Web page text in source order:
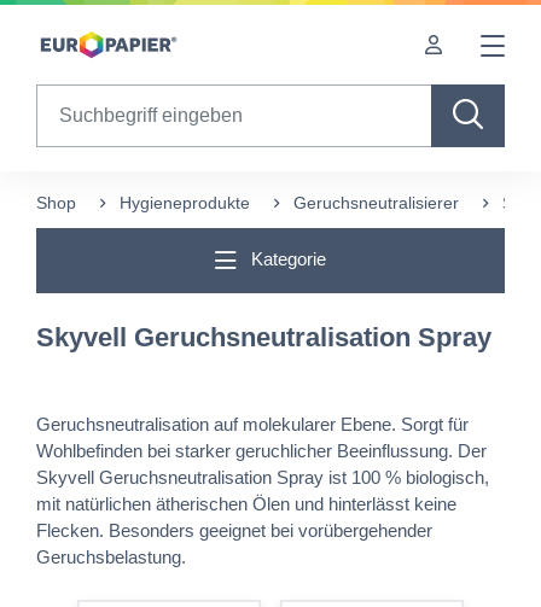
Table Of Content
Shop Hygieneprodukte Geruchsneutralisierer
Kategorie
Skyvell Geruchsneutralisation Spray
Geruchsneutralisation auf molekularer Ebene. Sorgt für
Wohlbefinden bei starker geruchlicher Beeinflussung. Der
Skyvell Geruchsneutralisation Spray ist 100 % biologisch,
mit natürlichen ätherischen Ölen und hinterlässt keine
Flecken. Besonders geeignet bei vorübergehender
Geruchsbelastung.